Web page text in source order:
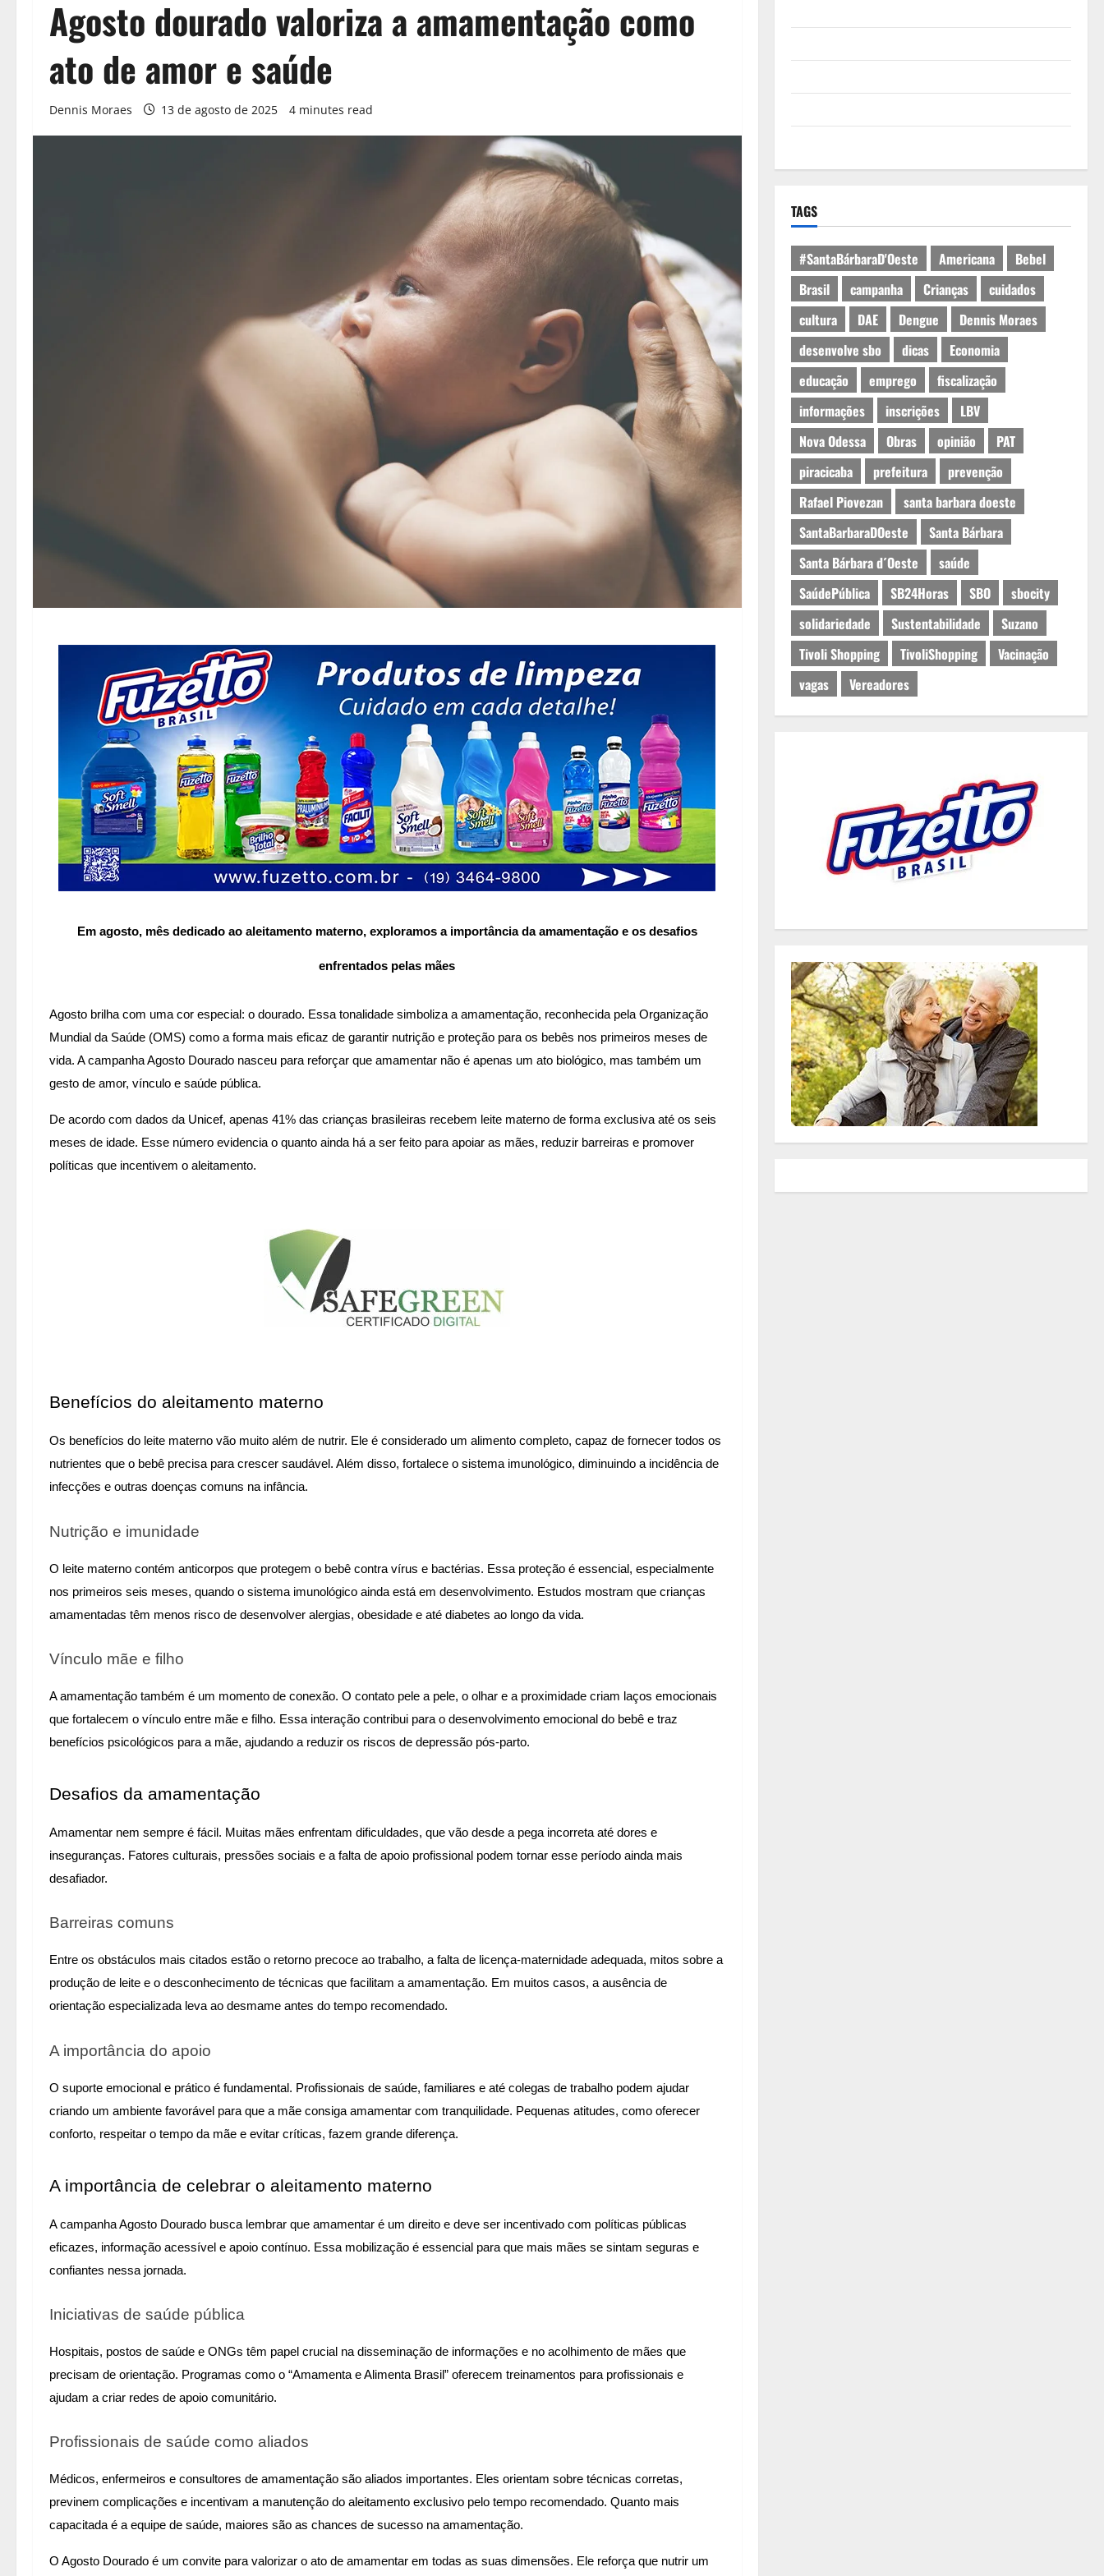
Agosto dourado valoriza a amamentação como
ato de amor e saúde
Dennis Moraes 13 de agosto de 2025 4 minutes read
Em agosto, mês dedicado ao aleitamento materno, exploramos a importância da amamentação e os desafios
enfrentados pelas mães
Agosto brilha com uma cor especial: o dourado. Essa tonalidade simboliza a amamentação, reconhecida pela Organização
Mundial da Saúde (OMS) como a forma mais eficaz de garantir nutrição e proteção para os bebês nos primeiros meses de
vida. A campanha Agosto Dourado nasceu para reforçar que amamentar não é apenas um ato biológico, mas também um
gesto de amor, vínculo e saúde pública.
De acordo com dados da Unicef, apenas 41% das crianças brasileiras recebem leite materno de forma exclusiva até os seis
meses de idade. Esse número evidencia o quanto ainda há a ser feito para apoiar as mães, reduzir barreiras e promover
políticas que incentivem o aleitamento.
Benefícios do aleitamento materno
Os benefícios do leite materno vão muito além de nutrir. Ele é considerado um alimento completo, capaz de fornecer todos os
nutrientes que o bebê precisa para crescer saudável. Além disso, fortalece o sistema imunológico, diminuindo a incidência de
infecções e outras doenças comuns na infância.
Nutrição e imunidade
O leite materno contém anticorpos que protegem o bebê contra vírus e bactérias. Essa proteção é essencial, especialmente
nos primeiros seis meses, quando o sistema imunológico ainda está em desenvolvimento. Estudos mostram que crianças
amamentadas têm menos risco de desenvolver alergias, obesidade e até diabetes ao longo da vida.
Vínculo mãe e filho
A amamentação também é um momento de conexão. O contato pele a pele, o olhar e a proximidade criam laços emocionais
que fortalecem o vínculo entre mãe e filho. Essa interação contribui para o desenvolvimento emocional do bebê e traz
benefícios psicológicos para a mãe, ajudando a reduzir os riscos de depressão pós-parto.
Desafios da amamentação
Amamentar nem sempre é fácil. Muitas mães enfrentam dificuldades, que vão desde a pega incorreta até dores e
inseguranças. Fatores culturais, pressões sociais e a falta de apoio profissional podem tornar esse período ainda mais
desafiador.
Barreiras comuns
Entre os obstáculos mais citados estão o retorno precoce ao trabalho, a falta de licença-maternidade adequada, mitos sobre a
produção de leite e o desconhecimento de técnicas que facilitam a amamentação. Em muitos casos, a ausência de
orientação especializada leva ao desmame antes do tempo recomendado.
A importância do apoio
O suporte emocional e prático é fundamental. Profissionais de saúde, familiares e até colegas de trabalho podem ajudar
criando um ambiente favorável para que a mãe consiga amamentar com tranquilidade. Pequenas atitudes, como oferecer
conforto, respeitar o tempo da mãe e evitar críticas, fazem grande diferença.
A importância de celebrar o aleitamento materno
A campanha Agosto Dourado busca lembrar que amamentar é um direito e deve ser incentivado com políticas públicas
eficazes, informação acessível e apoio contínuo. Essa mobilização é essencial para que mais mães se sintam seguras e
confiantes nessa jornada.
Iniciativas de saúde pública
Hospitais, postos de saúde e ONGs têm papel crucial na disseminação de informações e no acolhimento de mães que
precisam de orientação. Programas como o “Amamenta e Alimenta Brasil” oferecem treinamentos para profissionais e
ajudam a criar redes de apoio comunitário.
Profissionais de saúde como aliados
Médicos, enfermeiros e consultores de amamentação são aliados importantes. Eles orientam sobre técnicas corretas,
previnem complicações e incentivam a manutenção do aleitamento exclusivo pelo tempo recomendado. Quanto mais
capacitada é a equipe de saúde, maiores são as chances de sucesso na amamentação.
O Agosto Dourado é um convite para valorizar o ato de amamentar em todas as suas dimensões. Ele reforça que nutrir um
TAGS
#SantaBárbaraD'Oeste Americana
Bebel
Brasil
campanha Crianças
cuidados
cultura
DAE Dengue
Dennis Moraes
desenvolve sbo
dicas
Economia
educação
emprego
fiscalização
informações
inscrições
LBV
Nova Odessa
Obras opinião
PAT
piracicaba
prefeitura
prevenção
Rafael Piovezan
santa barbara doeste
SantaBarbaraDOeste
Santa Bárbara
Santa Bárbara d´Oeste
saúde
SaúdePública
SB24Horas SBO
sbocity
solidariedade
Sustentabilidade
Suzano
Tivoli Shopping
TivoliShopping
Vacinação
vagas
Vereadores